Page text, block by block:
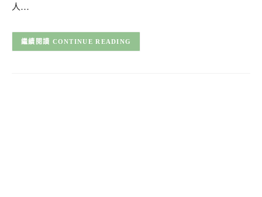
人…
CONTINUE READING